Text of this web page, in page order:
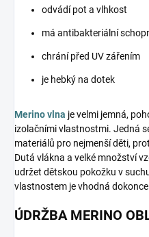
odvádí pot a vlhkost
má antibakteriální
chrání před UV zářením
je hebký na dotek
Merino vlna je velmi jemná,
izolačními vlastnostmi. Jedná
materiálů pro nejmenší děti,
Dutá vlákna a velké množství
udržet dětskou pokožku v
vlastnostem je vhodná
ÚDRŽBA MERINO